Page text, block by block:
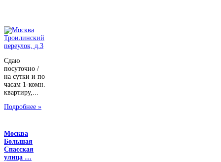
Сдаю
посуточно /
на сутки и по
часам 1-комн.
квартиру,...
Подробнее »
Москва
Большая
Спасская
улица …